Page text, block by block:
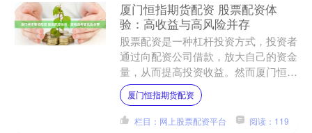
厦门恒指期货配资 股票配资体
验：高收益与高风险并存
股票配资是一种杠杆投资方式，投资者
通过向配资公司借款，放大自己的资金
量，从而提高投资收益。然而厦门恒指
期货配资，这种方式也伴随着较高的风
险。 票配资可以放大投资....
厦门恒指期货配资
栏目：网上股票配资平台 阅读：119